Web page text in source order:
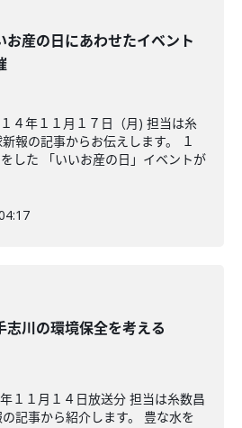
お産の日にあわせたイベント
年１１月１７日（月) 担当は糸
報の記事からお伝えします。 １
した 「いいお産の日」イベントが
志川の環境保全を考える
１１月１４日放送分 担当は糸数昌
記事から紹介します。 豊な水を